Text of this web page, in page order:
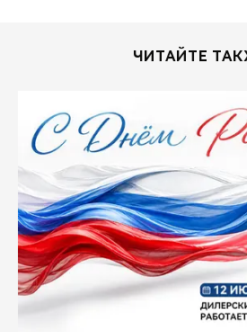
ЧИТАЙТЕ